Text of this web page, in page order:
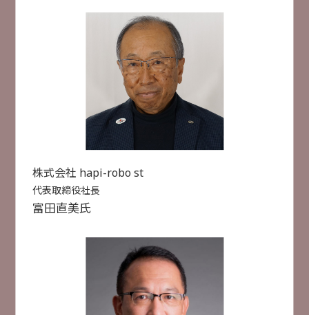
AI活用の落とし穴？ 知っておきたい情報漏洩リス
クとセキュリティ対策
株式会社大塚商会
セキュリティ対策
B32] 11:00 ~ 11:30
セキュリティ人材不足でもリスク最小化を目指す
「プロアクティブ」なアプローチ
人手不足対策
AI活用 データ活用
人手不足対策
セキュリティ対策
災害対策
ITインフラ整備
選択した項目をリセットする
検索
検索件数49件
株式会社 hapi-robo st
代表取締役社長
富田直美氏